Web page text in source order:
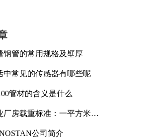
钢管的常用规格及壁厚
中常见的传感器有哪些呢
管材的含义是什么
厂房载重标准：一平方米能
公司简介